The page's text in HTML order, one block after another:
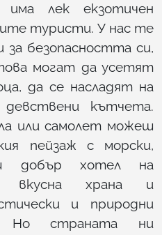
лек екзотичен
туристи. У нас те
за безопасността си,
могат да усетят
да се насладят на
кътчета.
или самолет можеш
пейзаж с морски,
добър хотел на
вкусна храна и
и природни
Но страната ни